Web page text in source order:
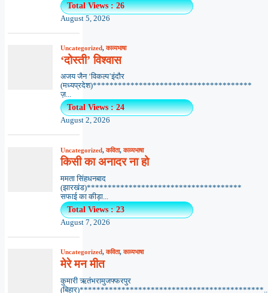
Total Views : 26
August 5, 2026
Uncategorized,काव्यभाषा
‘दोस्ती’ विश्वास
अजय जैन ‘विकल्प’इंदौर
(मध्यप्रदेश)**************************************
ज़...
Total Views : 24
August 2, 2026
Uncategorized,कविता,काव्यभाषा
किसी का अनादर ना हो
ममता सिंहधनबाद
(झारखंड)*************************************
सफाई का कीड़ा...
Total Views : 23
August 7, 2026
Uncategorized,कविता,काव्यभाषा
मेरे मन मीत
कुमारी ऋतंभरामुजफ्फरपुर